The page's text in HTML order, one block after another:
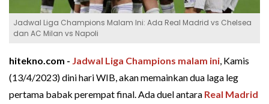
Jadwal Liga Champions Malam Ini: Ada Real Madrid vs Chelsea
dan AC Milan vs Napoli
hitekno.com - Jadwal Liga Champions malam ini, Kamis
(13/4/2023) dini hari WIB, akan memainkan dua laga leg
pertama babak perempat final. Ada duel antara Real Madrid